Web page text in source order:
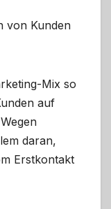
von Kunden
Mix so
auf
daran,
Erstkontakt